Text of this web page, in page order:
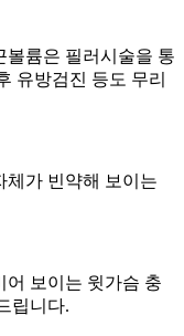
볼륨은 필러시술을 통
유방검진 등도 무리
체가 빈약해 보이는
어 보이는 윗가슴 충
립니다.